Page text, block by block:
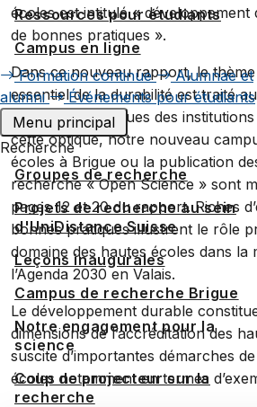
Ressources pour étudiants
Campus en ligne
Formation continue
Alumnae et
alumni
Événements pour étudiants
Menu principal
Recherche
Groupes de recherche
Projets de recherche au sein
d'UniDistance Suisse
Leçons inaugurales
Campus de recherche Brigue
Notre engagement pour la
science
Coup de projecteur sur la
recherche
écoles est intitulé « développement
de bonnes pratiques ».
Dans ce nouveau rapport, le
essentiel de la durabilité est traité
de bonnes pratiques des
cette optique, notre nouveau
écoles à Brigue ou la publication
recherche « Open Science » sont
pages 12 et 20 du rapport. Riches
bonnes pratiques illustrent le rôle
domaine des hautes écoles dans
l’Agenda 2030 en Valais.
Le développement durable
dimensions de l’accréditation des
suscite d’importantes démarches
écoles notamment en termes